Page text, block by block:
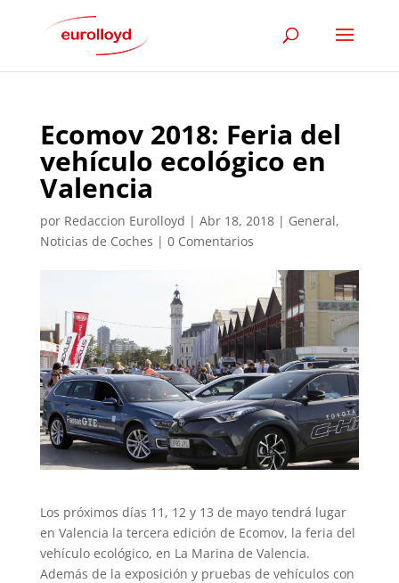
Ecomov 2018: Feria del
vehículo ecológico en
Valencia
por Redaccion Eurolloyd | Abr 18, 2018| General,
Noticias de Coches | 0 Comentarios
Los próximos días 11, 12 y 13 de mayo tendrá lugar
en Valencia la tercera edición de Ecomov, la feria del
vehículo ecológico, en La Marina de Valencia.
Además de la exposición y pruebas de vehículos con